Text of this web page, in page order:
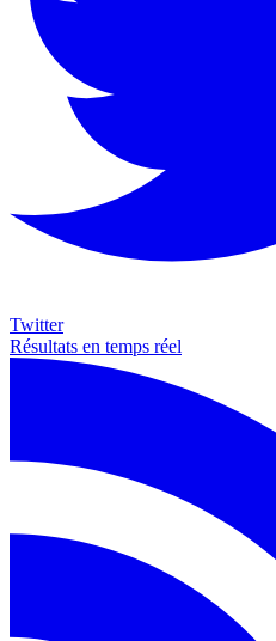
Twitter
Résultats en temps réel